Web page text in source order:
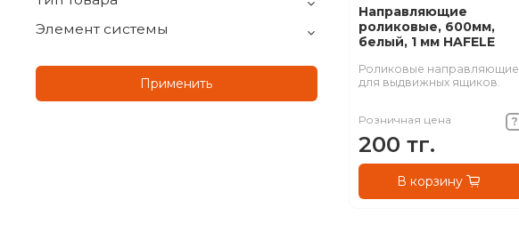
Направляющие
роликовые, 600мм,
белый, 1 мм HAFELE
Роликовые направляющие
для выдвижных ящиков.
Розничная цена
200 тг.
В корзину
Элемент системы
Применить